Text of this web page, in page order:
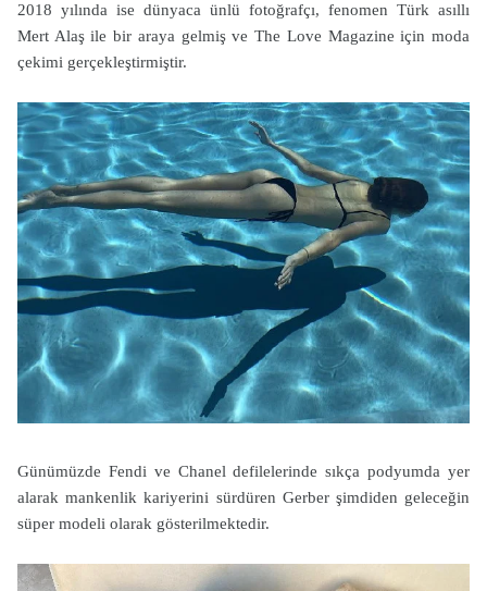
2018 yılında ise dünyaca ünlü fotoğrafçı, fenomen Türk asıllı
Mert Alaş ile bir araya gelmiş ve The Love Magazine için moda
çekimi gerçekleştirmiştir.
Günümüzde Fendi ve Chanel defilelerinde sıkça podyumda yer
alarak mankenlik kariyerini sürdüren Gerber şimdiden geleceğin
süper modeli olarak gösterilmektedir.